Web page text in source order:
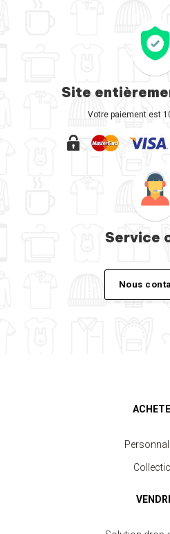
Site
Votre paiement est
Service
Nous